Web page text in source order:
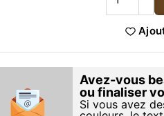
Avez-vous
ou finaliser
Si vous avez